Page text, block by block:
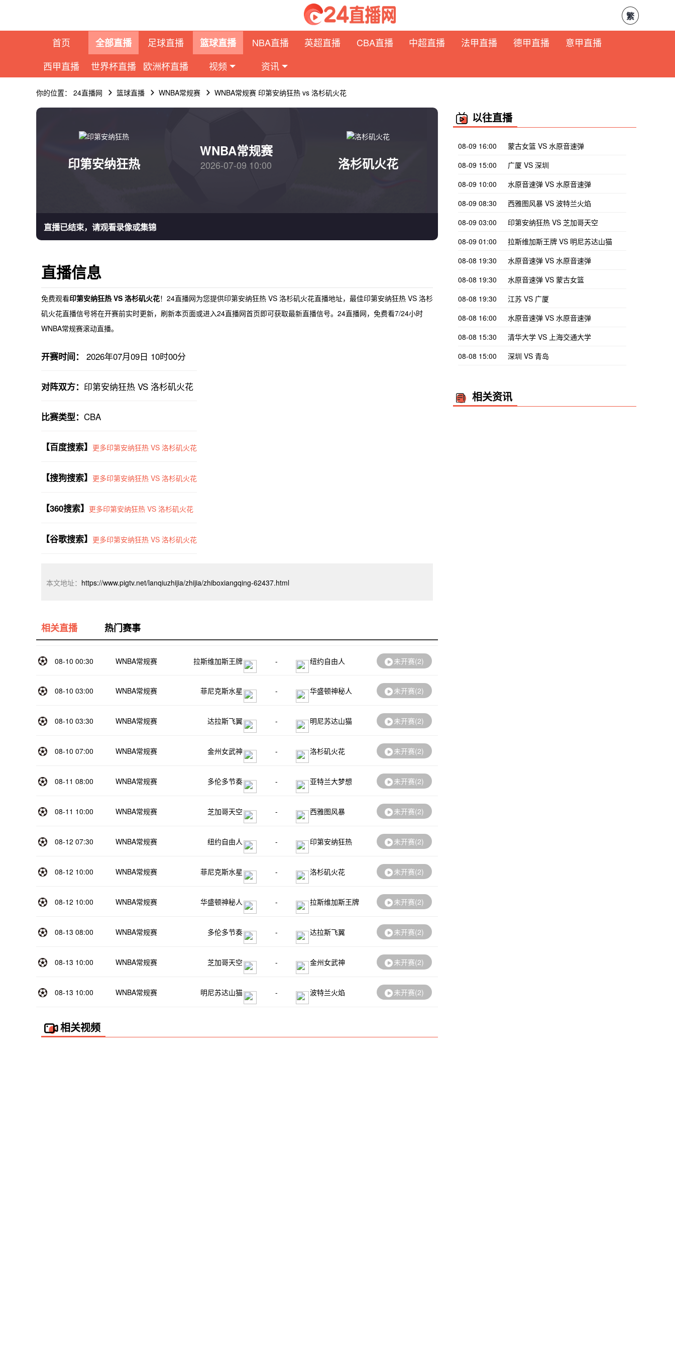
繁
首页 全部直播 足球直播 篮球直播 NBA直播 英超直播 CBA直播 中超直播 法甲直播 德甲直播
意甲直播
西甲直播
世界杯直播 欧洲杯直播 视频 资讯
你的位置： 24直播网 篮球直播 WNBA常规赛 WNBA常规赛 印第安纳狂热 vs 洛杉矶火花
印第安纳狂热
WNBA常规赛
2026-07-09 10:00 洛杉矶火花
直播已结束，请观看录像或集锦
直播信息
免费观看印第安纳狂热 VS 洛杉矶火花！24直播网为您提供印第安纳狂热 VS 洛杉矶火花直播地址，最佳印第安纳狂热 VS 洛杉
矶火花直播信号将在开赛前实时更新，刷新本页面或进入24直播网首页即可获取最新直播信号。24直播网，免费看7/24小时
WNBA常规赛滚动直播。
开赛时间： 2026年07月09日 10时00分
对阵双方： 印第安纳狂热 VS 洛杉矶火花
比赛类型： CBA
【百度搜索】 更多印第安纳狂热 VS 洛杉矶火花
【搜狗搜索】 更多印第安纳狂热 VS 洛杉矶火花
【360搜索】 更多印第安纳狂热 VS 洛杉矶火花
【谷歌搜索】 更多印第安纳狂热 VS 洛杉矶火花
本文地址： https://www.pigtv.net/lanqiuzhijia/zhijia/zhiboxiangqing-62437.html
相关直播 热门赛事
08-10 00:30 WNBA常规赛 拉斯维加斯王牌 - 纽约自由人 未开赛(2)
08-10 03:00 WNBA常规赛 菲尼克斯水星 - 华盛顿神秘人 未开赛(2)
08-10 03:30 WNBA常规赛 达拉斯飞翼 - 明尼苏达山猫 未开赛(2)
08-10 07:00 WNBA常规赛 金州女武神 - 洛杉矶火花 未开赛(2)
08-11 08:00 WNBA常规赛 多伦多节奏 - 亚特兰大梦想 未开赛(2)
08-11 10:00 WNBA常规赛 芝加哥天空 - 西雅图风暴 未开赛(2)
08-12 07:30 WNBA常规赛 纽约自由人 - 印第安纳狂热 未开赛(2)
08-12 10:00 WNBA常规赛 菲尼克斯水星 - 洛杉矶火花 未开赛(2)
08-12 10:00 WNBA常规赛 华盛顿神秘人 - 拉斯维加斯王牌 未开赛(2)
08-13 08:00 WNBA常规赛 多伦多节奏 - 达拉斯飞翼 未开赛(2)
08-13 10:00 WNBA常规赛 芝加哥天空 - 金州女武神 未开赛(2)
08-13 10:00 WNBA常规赛 明尼苏达山猫 - 波特兰火焰 未开赛(2)
相关视频
以往直播
08-09 16:00
蒙古女篮 VS 水原音速弹
08-09 15:00
广厦 VS 深圳
08-09 10:00
水原音速弹 VS 水原音速弹
08-09 08:30
西雅图风暴 VS 波特兰火焰
08-09 03:00
印第安纳狂热 VS 芝加哥天空
08-09 01:00
拉斯维加斯王牌 VS 明尼苏达山猫
08-08 19:30
水原音速弹 VS 水原音速弹
08-08 19:30
水原音速弹 VS 蒙古女篮
08-08 19:30
江苏 VS 广厦
08-08 16:00
水原音速弹 VS 水原音速弹
08-08 15:30
清华大学 VS 上海交通大学
08-08 15:00
深圳 VS 青岛
相关资讯